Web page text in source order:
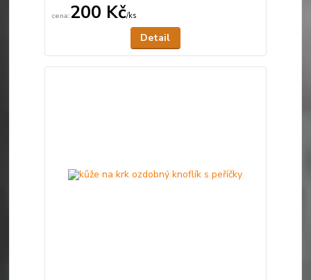
200 Kč/ks
Detail